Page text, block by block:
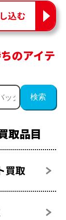
込む
のアイテ
取品目
買取